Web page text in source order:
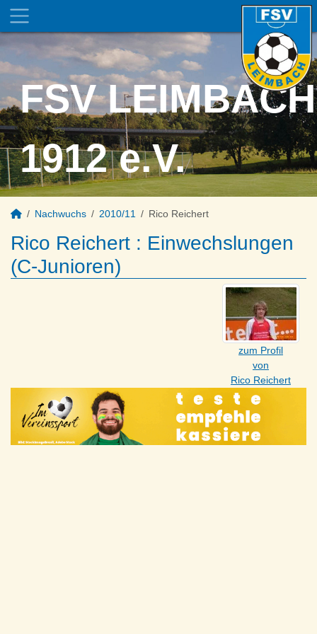
FSV LEIMBACH
1912 e.V.
Nachwuchs 2010/11 Rico Reichert
Rico Reichert : Einwechslungen
(C-Junioren)
zum Profil
von
Rico Reichert